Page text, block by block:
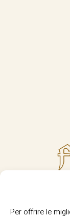
Per offrire le